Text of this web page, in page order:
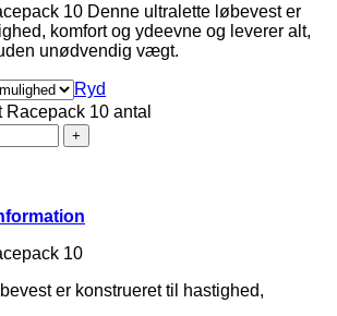
10 Denne ultralette løbevest er
komfort og ydeevne og leverer alt,
unødvendig vægt.
Ryd
Racepack 10 antal
10
er konstrueret til hastighed,